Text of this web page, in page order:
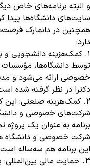
و البته برنامه‌های خاص
سایت‌های دانشگاه‌ها پیدا
همچنین در دانمارک
دارد:
1. کمک‌هزینه دانشجویی
توسط دانشگاه‌ها، مؤسسات
خصوصی ارائه می‌شود و
دکترا در نظر گرفته شده
2. کمک‌هزینه صنعتی: این
شرکت‌های خصوصی و
برنامه به عنوان یک
شرکت خصوصی و دانشگاه
این برنامه هم سه‌ساله
3. حمایت مالی